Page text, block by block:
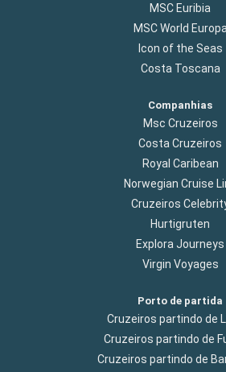
MSC Euribia
MSC World Europa
Icon of the Seas
Costa Toscana
Companhias
Msc Cruzeiros
Costa Cruzeiros
Royal Caribean
Norwegian Cruise
Cruzeiros
Hurtigruten
Explora Journeys
Virgin Voyages
Porto de partida
Cruzeiros partindo de
Cruzeiros partindo de
Cruzeiros partindo de